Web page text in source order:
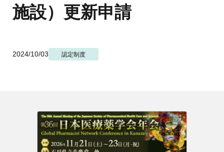
施設）更新申請
2024/10/03 認定制度